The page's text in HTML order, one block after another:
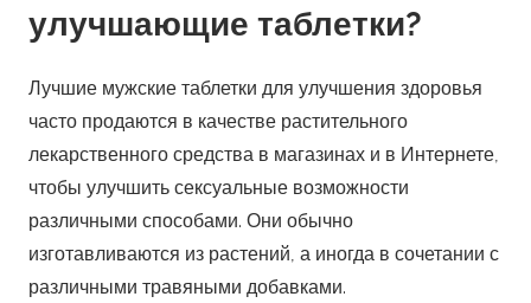
улучшающие таблетки?
Лучшие мужские таблетки для улучшения здоровья
часто продаются в качестве растительного
лекарственного средства в магазинах и в Интернете,
чтобы улучшить сексуальные возможности
различными способами. Они обычно
изготавливаются из растений, а иногда в сочетании с
различными травяными добавками.